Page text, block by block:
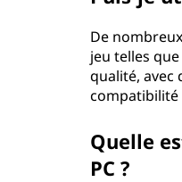
De
jeu telles
qualité, avec
compatibilité
Quelle
PC ?